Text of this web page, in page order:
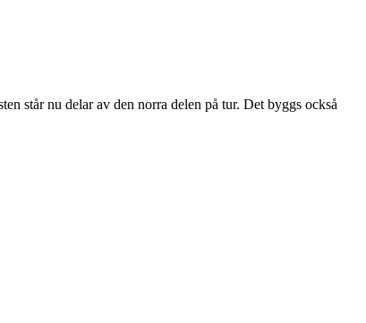
står nu delar av den norra delen på tur. Det byggs också